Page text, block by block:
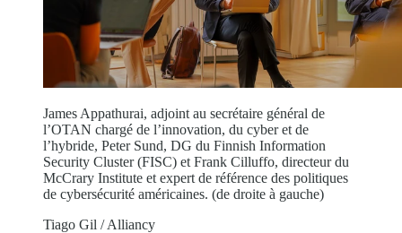
James Appathurai, adjoint au secrétaire général de
l’OTAN chargé de l’innovation, du cyber et de
l’hybride, Peter Sund, DG du Finnish Information
Security Cluster (FISC) et Frank Cilluffo, directeur du
McCrary Institute et expert de référence des politiques
de cybersécurité américaines. (de droite à gauche)
Tiago Gil / Alliancy